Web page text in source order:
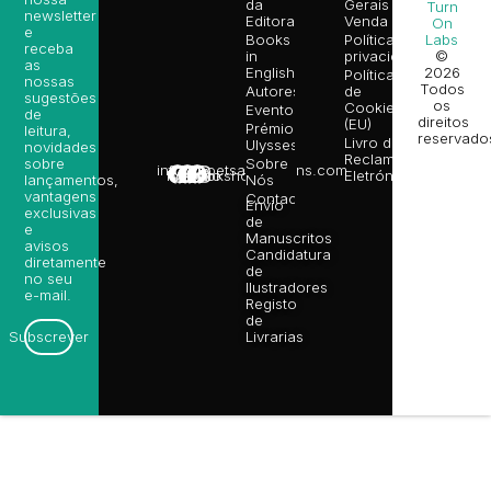
info@poetsandragons.com
Infantil
Adulto
Bookshop
da
Editora
Books
in
English
Autores
Eventos
Prémio
Ulysses
Sobre
Nós
Contactos
Envio
de
Manuscritos
Candidatura
de
Ilustradores
Registo
de
Livrarias
Gerais de
Venda
Política de
privacidade
Política
de
Cookies
(EU)
Livro de
Reclamações
Eletrónico
newsletter
e
receba
as
nossas
sugestões
de
leitura,
novidades
sobre
lançamentos,
vantagens
exclusivas
e
avisos
diretamente
no seu
e-mail.
Subscrever
Turn
On
Labs
©
2026
Todos
os
direitos